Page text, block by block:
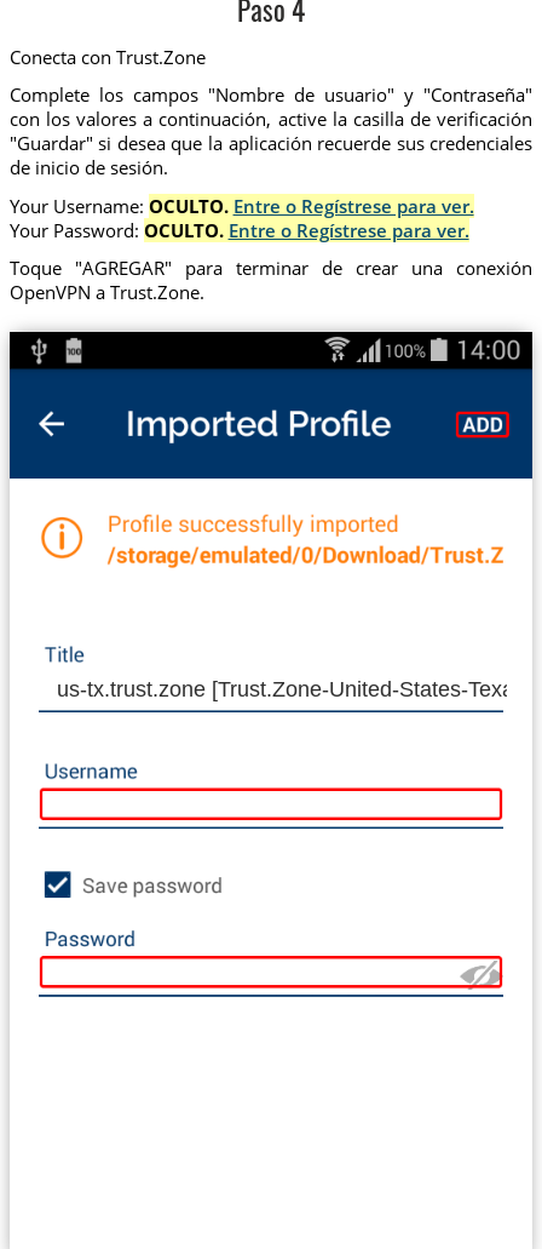
Paso 4
Conecta con Trust.Zone
Complete los campos "Nombre de usuario" y "Contraseña"
con los valores a continuación, active la casilla de verificación
"Guardar" si desea que la aplicación recuerde sus credenciales
de inicio de sesión.
Your Username: OCULTO. Entre o Regístrese para ver.
Your Password: OCULTO. Entre o Regístrese para ver.
Toque "AGREGAR" para terminar de crear una conexión
OpenVPN a Trust.Zone.
us-tx.trust.zone [Trust.Zone-United-States-Texas]